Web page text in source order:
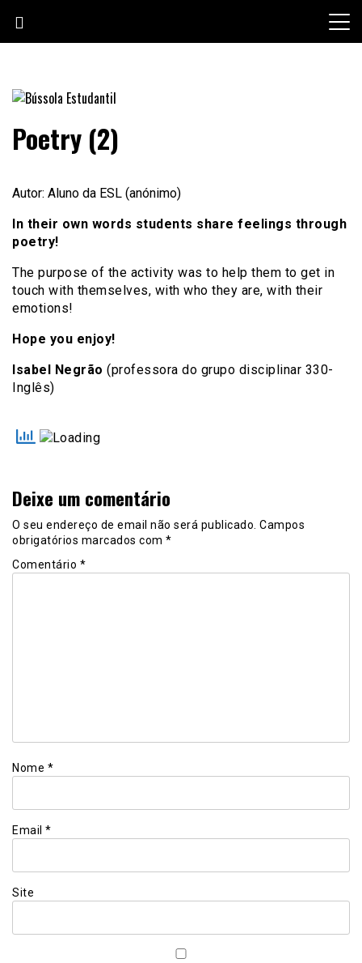
content
Bússola Estudantil
Poetry (2)
Autor: Aluno da ESL (anónimo)
In their own words students share feelings through
poetry!
The purpose of the activity was to help them to get in
touch with themselves, with who they are, with their
emotions!
Hope you enjoy!
Isabel Negrão (professora do grupo disciplinar 330-
Inglês)
Deixe um comentário
O seu endereço de email não será publicado. Campos
obrigatórios marcados com *
Comentário *
Nome *
Email *
Site